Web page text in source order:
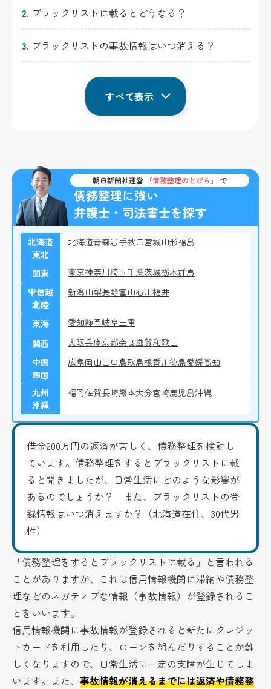
2. ブラックリストに載るとどうなる？
3. ブラックリストの事故情報はいつ消える？
すべて表示
朝日新聞社運営 「債務整理のとびら」 で
債務整理に強い
弁護士・司法書士を探す
北海道
東北
北海道青森岩手秋田宮城山形福島
関東 東京神奈川埼玉千葉茨城栃木群馬
甲信越
北陸
新潟山梨長野富山石川福井
東海 愛知静岡岐阜三重
関西
大阪兵庫京都奈良滋賀和歌山
中国
四国
広島岡山山口鳥取島根香川徳島愛媛高知
九州
沖縄
福岡佐賀長崎熊本大分宮崎鹿児島沖縄
借金200万円の返済が苦しく、債務整理を検討し
ています。債務整理をするとブラックリストに載
ると聞きましたが、日常生活にどのような影響が
あるのでしょうか？ また、ブラックリストの登
録情報はいつ消えますか？（北海道在住、30代男
性）
「債務整理をするとブラックリストに載る」と言われる
ことがありますが、これは信用情報機関に滞納や債務整
理などのネガティブな情報（事故情報）が登録されるこ
とをいいます。
信用情報機関に事故情報が登録されると新たにクレジッ
トカードを利用したり、ローンを組んだりすることが難
しくなりますので、日常生活に一定の支障が生じてしま
います。また、事故情報が消えるまでには返済や債務整